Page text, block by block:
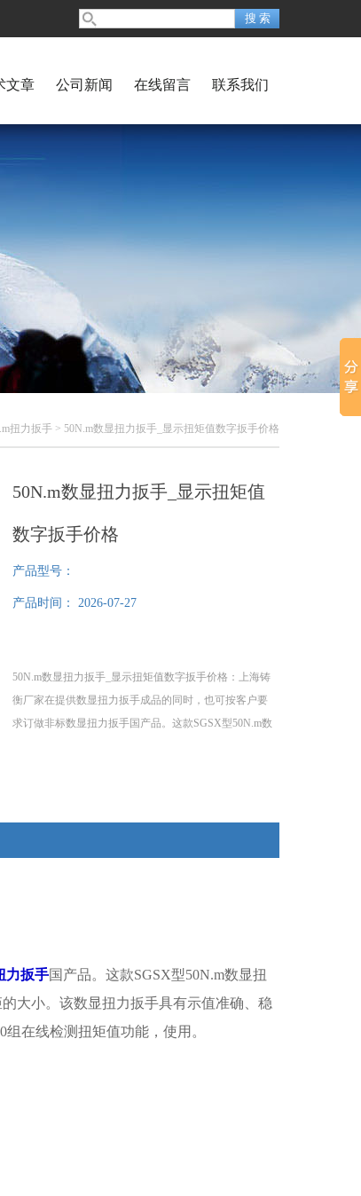
文章 公司新闻 在线留言 联系我们
扭力扳手 > 50N.m数显扭力扳手_显示扭矩值数字扳手价格
50N.m数显扭力扳手_显示扭矩值
数字扳手价格
产品型号：
产品时间： 2026-07-27
50N.m数显扭力扳手_显示扭矩值数字扳手价格：上海铸
衡厂家在提供数显扭力扳手成品的同时，也可按客户要
求订做非标数显扭力扳手国产品。这款SGSX型50N.m数
力扳手国产品。这款SGSX型50N.m数显扭
大小。该数显扭力扳手具有示值准确、稳
在线检测扭矩值功能，使用。